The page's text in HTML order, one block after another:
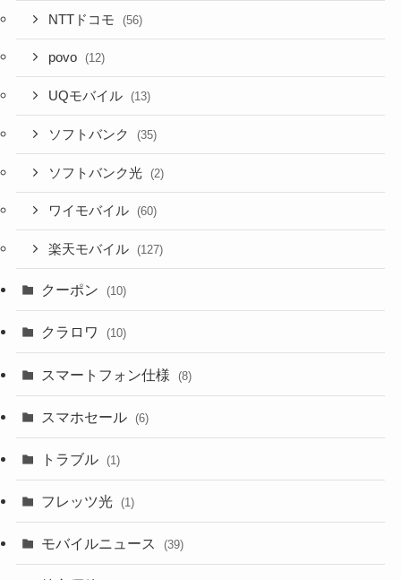
NTTドコモ (56)
povo (12)
UQモバイル (13)
ソフトバンク (35)
ソフトバンク光 (2)
ワイモバイル (60)
楽天モバイル (127)
クーポン (10)
クラロワ (10)
スマートフォン仕様 (8)
スマホセール (6)
トラブル (1)
フレッツ光 (1)
モバイルニュース (39)